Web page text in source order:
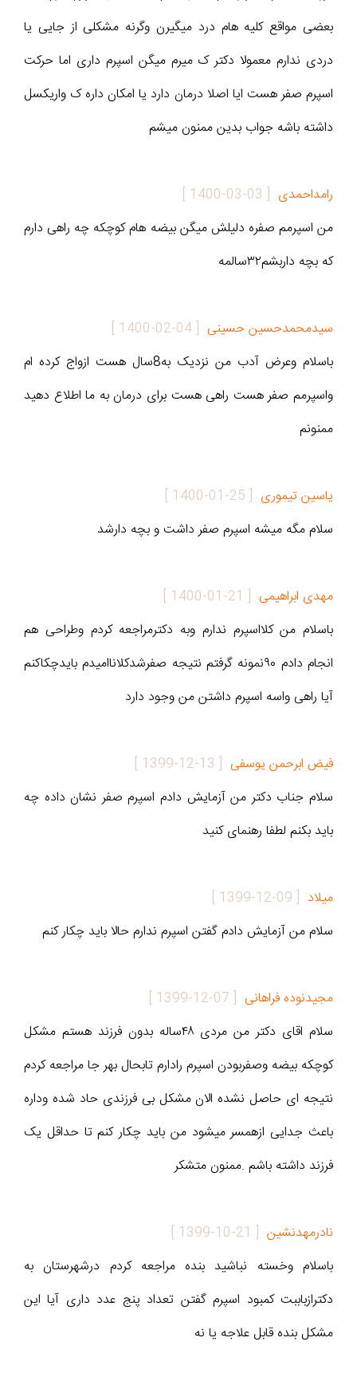
بعضی مواقع کلیه هام درد میگیرن وگرنه مشکلی از جایی یا
دردی ندارم معمولا دکتر ک میرم میگن اسپرم داری اما حرکت
اسپرم صفر هست ایا اصلا درمان دارد یا امکان داره ک واریکسل
داشته باشه جواب بدین ممنون میشم
رامداحمدی [
1400-03-03
]
من اسپرمم صفره دلیلش میگن بیضه هام کوچکه چه راهی دارم
که بچه داربشم۳۲سالمه
سیدمحمدحسین حسینی [
1400-02-04
]
باسلام وعرض آدب من نزدیک به8سال هست ازواج کرده ام
واسپرمم صفر هست راهی هست برای درمان به ما اطلاع دهید
ممنونم
یاسین تیموری [
1400-01-25
]
سلام مگه میشه اسپرم صفر داشت و بچه دارشد
مهدی ابراهیمی [
1400-01-21
]
باسلام من کلااسپرم ندارم وبه دکترمراجعه کردم وطراحی هم
انجام دادم ۹۰نمونه گرفتم نتیجه صفرشدکلاناامیدم بایدچکاکنم
آیا راهی واسه اسپرم داشتن من وجود دارد
فیض ابرحمن یوسفی [
1399-12-13
]
سلام جناب دکتر من آزمایش دادم اسپرم صفر نشان داده چه
باید بکنم لطفا رهنمای کنید
میلاد [
1399-12-09
]
سلام من آزمایش دادم گفتن اسپرم ندارم حالا باید چکار کنم
مجیدنوده فراهانی [
1399-12-07
]
سلام اقای دکتر من مردی ۴۸ساله بدون فرزند هستم مشکل
کوچکه بیضه وصفربودن اسپرم رادارم تابحال بهر جا مراجعه کردم
نتیجه ای حاصل نشده الان مشکل بی فرزندی حاد شده وداره
باعث جدایی ازهمسر میشود من باید چکار کنم تا حداقل یک
فرزند داشته باشم .ممنون متشکر
نادرمهدنشین [
1399-10-21
]
باسلام وخسته نباشید بنده مراجعه کردم درشهرستان به
دکترازباببت کمبود اسپرم گفتن تعداد پنج عدد داری آیا این
مشکل بنده قابل علاجه یا نه